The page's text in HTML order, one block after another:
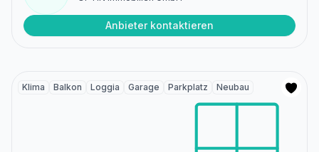
Anbieter kontaktieren
Klima Balkon Loggia Garage Parkplatz Neubau